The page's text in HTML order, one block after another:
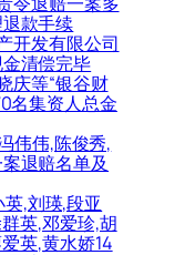
款手续
开发有限公司
清偿完毕
庆等“银谷财
名集资人总金
伟伟,陈俊秀,
退赔名单及
英,刘瑛,段亚
英,邓爱珍,胡
英,黄水娇14